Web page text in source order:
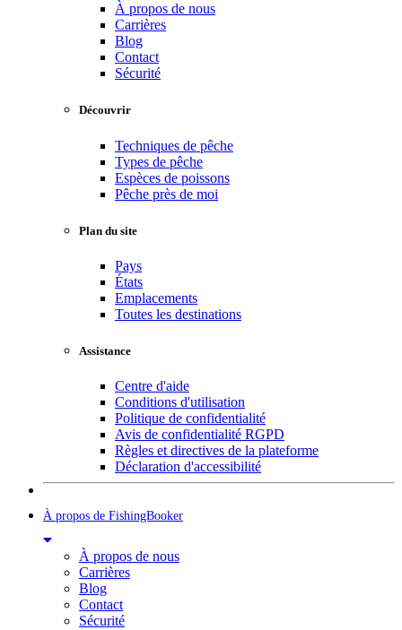
À propos de nous
Carrières
Blog
Contact
Sécurité
Découvrir
Techniques de pêche
Types de pêche
Espèces de poissons
Pêche près de moi
Plan du site
Pays
États
Emplacements
Toutes les destinations
Assistance
Centre d'aide
Conditions d'utilisation
Politique de confidentialité
Avis de confidentialité RGPD
Règles et directives de la plateforme
Déclaration d'accessibilité
À propos de FishingBooker
À propos de nous
Carrières
Blog
Contact
Sécurité